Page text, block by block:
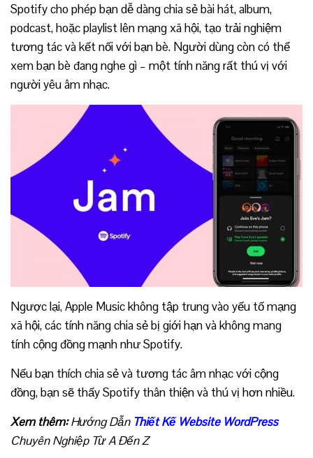
Spotify cho phép bạn dễ dàng chia sẻ bài hát, album,
podcast, hoặc playlist lên mạng xã hội, tạo trải nghiệm
tương tác và kết nối với bạn bè. Người dùng còn có thể
xem bạn bè đang nghe gì – một tính năng rất thú vị với
người yêu âm nhạc.
Ngược lại, Apple Music không tập trung vào yếu tố mạng
xã hội, các tính năng chia sẻ bị giới hạn và không mang
tính cộng đồng mạnh như Spotify.
Nếu bạn thích chia sẻ và tương tác âm nhạc với cộng
đồng, bạn sẽ thấy Spotify thân thiện và thú vị hơn nhiều.
Xem thêm:Hướng Dẫn Thiết Kế Website WordPress
Chuyên Nghiệp Từ A Đến Z